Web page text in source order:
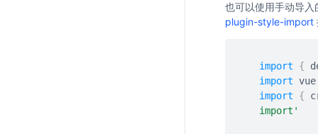
也可以使用手动导
plugin-style-import
import {
import
import
{
import'